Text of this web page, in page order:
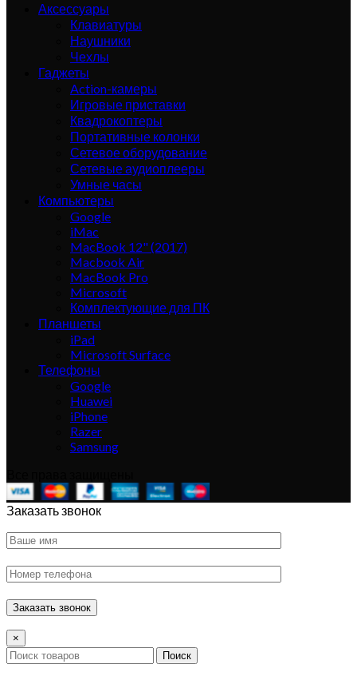
Аксессуары
Клавиатуры
Наушники
Чехлы
Гаджеты
Action-камеры
Игровые приставки
Квадрокоптеры
Портативные колонки
Сетевое оборудование
Сетевые аудиоплееры
Умные часы
Компьютеры
Google
iMac
MacBook 12" (2017)
Macbook Air
MacBook Pro
Microsoft
Комплектующие для ПК
Планшеты
iPad
Microsoft Surface
Телефоны
Google
Huawei
iPhone
Razer
Samsung
Заказать звонок
×
Поиск